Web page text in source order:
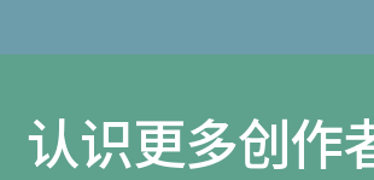
认识更多创作